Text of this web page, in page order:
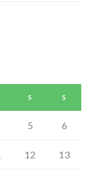
S S
5 6
12 13